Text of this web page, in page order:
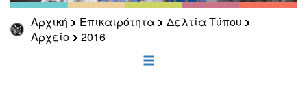
Αρχική Επικαιρότητα
Δελτία Τύπου
Αρχείο
2016
2026
2025